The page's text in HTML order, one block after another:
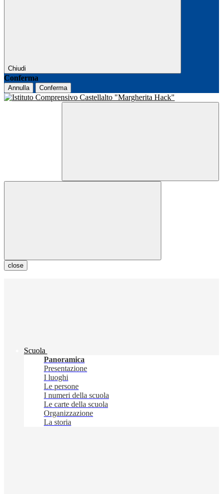
Chiudi
Conferma
Annulla Conferma
close
Scuola
Panoramica
Presentazione
I luoghi
Le persone
I numeri della scuola
Le carte della scuola
Organizzazione
La storia